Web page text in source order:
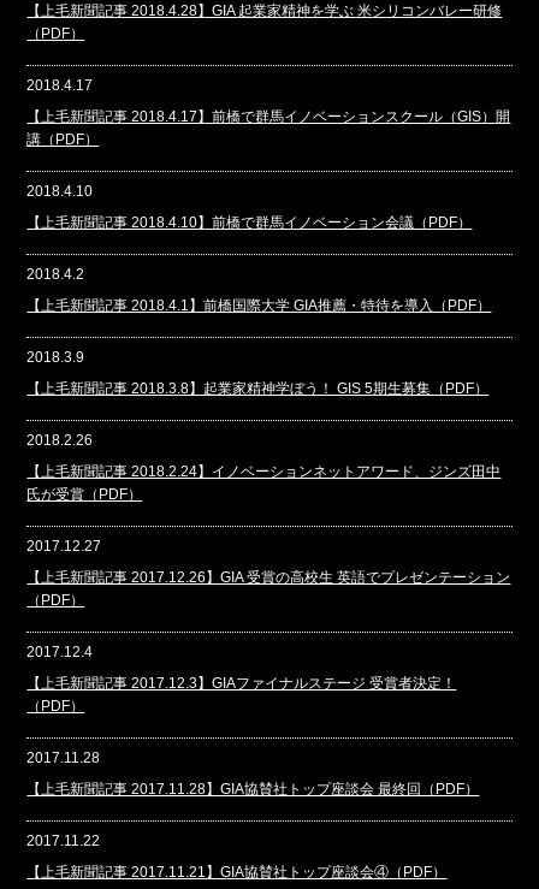
【上毛新聞記事 2018.4.28】GIA 起業家精神を学ぶ 米シリコンバレー研修
（PDF）
2018.4.17
【上毛新聞記事 2018.4.17】前橋で群馬イノベーションスクール（GIS）開
講（PDF）
2018.4.10
【上毛新聞記事 2018.4.10】前橋で群馬イノベーション会議（PDF）
2018.4.2
【上毛新聞記事 2018.4.1】前橋国際大学 GIA推薦・特待を導入（PDF）
2018.3.9
【上毛新聞記事 2018.3.8】起業家精神学ぼう！ GIS 5期生募集（PDF）
2018.2.26
【上毛新聞記事 2018.2.24】イノベーションネットアワード、ジンズ田中
氏が受賞（PDF）
2017.12.27
【上毛新聞記事 2017.12.26】GIA 受賞の高校生 英語でプレゼンテーション
（PDF）
2017.12.4
【上毛新聞記事 2017.12.3】GIAファイナルステージ 受賞者決定！
（PDF）
2017.11.28
【上毛新聞記事 2017.11.28】GIA協賛社トップ座談会 最終回（PDF）
2017.11.22
【上毛新聞記事 2017.11.21】GIA協賛社トップ座談会④（PDF）